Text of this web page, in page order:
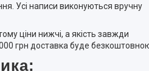
Усі написи виконуються вручну
ціни нижчі, а якість завжди
грн доставка буде